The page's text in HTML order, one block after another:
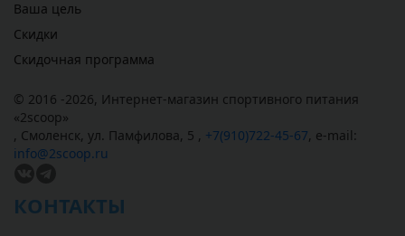
Ваша цель
Скидки
Скидочная программа
© 2016 -2026, Интернет-магазин спортивного питания
«2scoop»
, Смоленск, ул. Памфилова, 5 , +7(910)722-45-67, e-mail:
info@2scoop.ru
КОНТАКТЫ